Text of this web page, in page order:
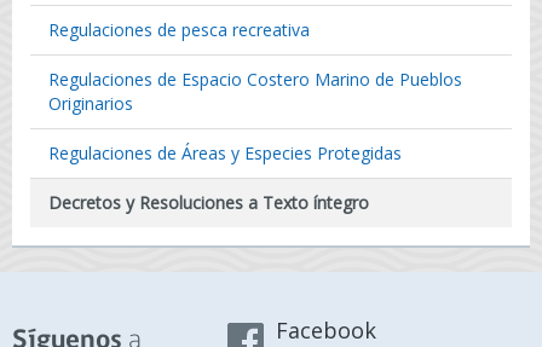
Regulaciones de pesca recreativa
Regulaciones de Espacio Costero Marino de Pueblos
Originarios
Regulaciones de Áreas y Especies Protegidas
Decretos y Resoluciones a Texto íntegro
Síguenos a Facebook